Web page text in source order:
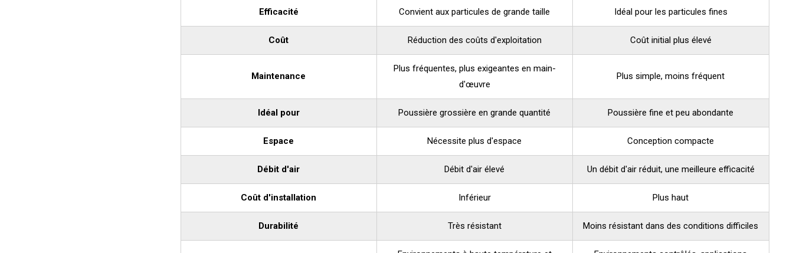
Efficacité Convient aux particules de grande taille Idéal pour les particules fines
Coût Réduction des coûts d'exploitation Coût initial plus élevé
Maintenance
Plus fréquentes, plus exigeantes en main-
d'œuvre
Plus simple, moins fréquent
Idéal pour Poussière grossière en grande quantité Poussière fine et peu abondante
Espace Nécessite plus d'espace Conception compacte
Débit d'air Débit d'air élevé Un débit d'air réduit, une meilleure efficacité
Coût d'installation Inférieur Plus haut
Durabilité Très résistant Moins résistant dans des conditions difficiles